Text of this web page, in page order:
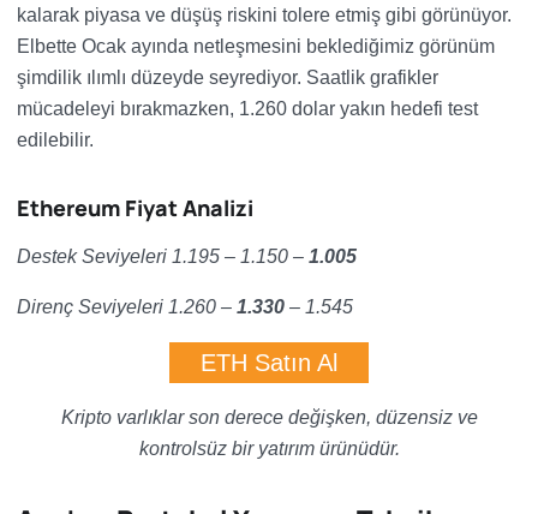
kalarak piyasa ve düşüş riskini tolere etmiş gibi görünüyor.
Elbette Ocak ayında netleşmesini beklediğimiz görünüm
şimdilik ılımlı düzeyde seyrediyor. Saatlik grafikler
mücadeleyi bırakmazken, 1.260 dolar yakın hedefi test
edilebilir.
Ethereum Fiyat Analizi
Destek Seviyeleri 1.195 – 1.150 – 1.005
Direnç Seviyeleri 1.260 – 1.330 – 1.545
ETH Satın Al
Kripto varlıklar son derece değişken, düzensiz ve
kontrolsüz bir yatırım ürünüdür.